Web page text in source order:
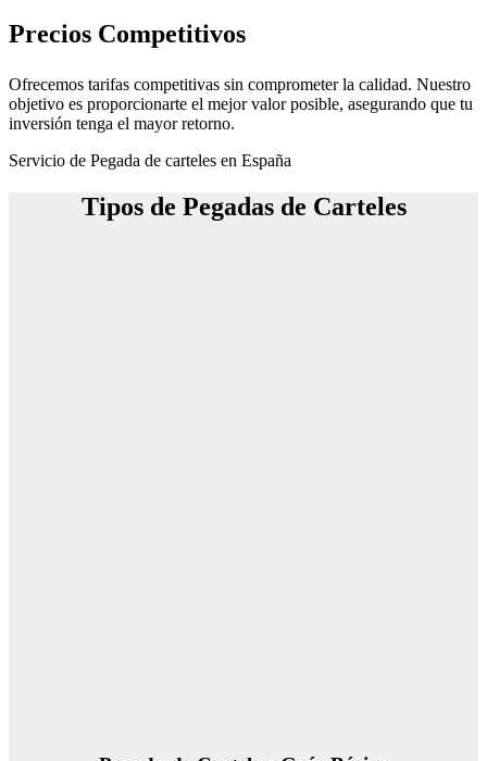
Precios Competitivos
Ofrecemos tarifas competitivas sin comprometer la calidad. Nuestro
objetivo es proporcionarte el mejor valor posible, asegurando que tu
inversión tenga el mayor retorno.
Servicio de Pegada de carteles en España
Tipos de Pegadas de Carteles